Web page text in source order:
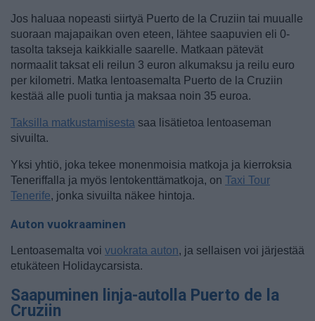
Jos haluaa nopeasti siirtyä Puerto de la Cruziin tai muualle
suoraan majapaikan oven eteen, lähtee saapuvien eli 0-
tasolta takseja kaikkialle saarelle. Matkaan pätevät
normaalit taksat eli reilun 3 euron alkumaksu ja reilu euro
per kilometri. Matka lentoasemalta Puerto de la Cruziin
kestää alle puoli tuntia ja maksaa noin 35 euroa.
Taksilla matkustamisesta saa lisätietoa lentoaseman
sivuilta.
Yksi yhtiö, joka tekee monenmoisia matkoja ja kierroksia
Teneriffalla ja myös lentokenttämatkoja, on Taxi Tour
Tenerife, jonka sivuilta näkee hintoja.
Auton vuokraaminen
Lentoasemalta voi vuokrata auton, ja sellaisen voi järjestää
etukäteen Holidaycarsista.
Saapuminen linja-autolla Puerto de la
Cruziin